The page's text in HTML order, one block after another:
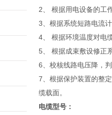
2、 根据用电设备的工
3、根据系统短路电流
4、 根据环境温度对电
5、 根据成束敷设修正
6、校核线路电压降，
7、根据保护装置的整
缆载面。
电缆型号：